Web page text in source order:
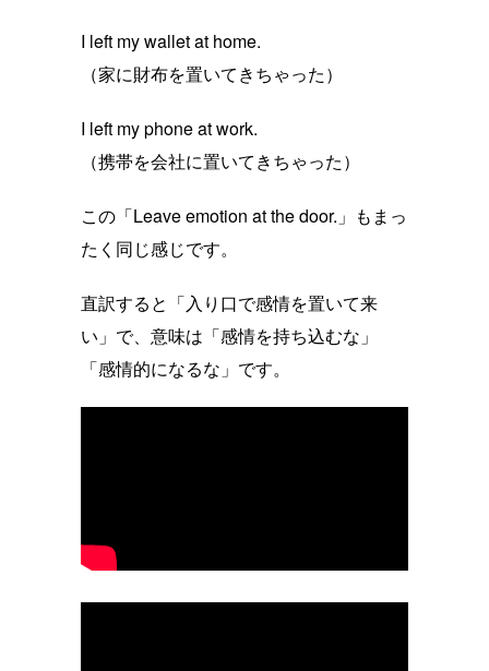
I left my wallet at home.
（家に財布を置いてきちゃった）
I left my phone at work.
（携帯を会社に置いてきちゃった）
この「Leave emotion at the door.」もまっ
たく同じ感じです。
直訳すると「入り口で感情を置いて来
い」で、意味は「感情を持ち込むな」
「感情的になるな」です。